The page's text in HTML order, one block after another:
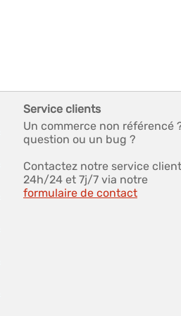
Service clients
Un commerce non référencé
question ou un bug ?
Contactez notre service client
24h/24 et 7j/7 via notre
formulaire de contact